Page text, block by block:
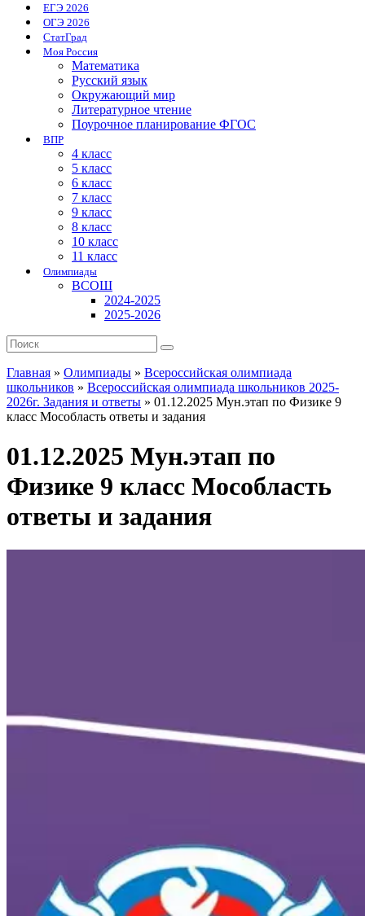
ЕГЭ 2026
ОГЭ 2026
СтатГрад
Моя Россия
Математика
Русский язык
Окружающий мир
Литературное чтение
Поурочное планирование ФГОС
ВПР
4 класс
5 класс
6 класс
7 класс
9 класс
8 класс
10 класс
11 класс
Олимпиады
ВСОШ
2024-2025
2025-2026
Главная » Олимпиады » Всероссийская олимпиада
школьников » Всероссийская олимпиада школьников 2025-
2026г. Задания и ответы » 01.12.2025 Мун.этап по Физике 9
класс Мособласть ответы и задания
01.12.2025 Мун.этап по
Физике 9 класс Мособласть
ответы и задания